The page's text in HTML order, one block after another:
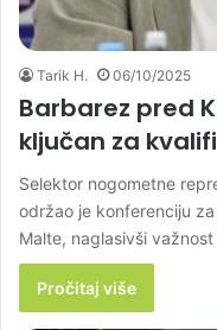
Tarik H. 06/10/2025
Barbarez pred
ključan za
Selektor nogometne
održao je konferenciju
Malte, naglasivši
Pročitaj više